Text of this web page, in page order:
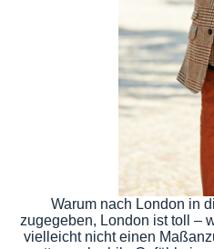
Warum nach London in
zugegeben, London ist toll –
vielleicht nicht einen